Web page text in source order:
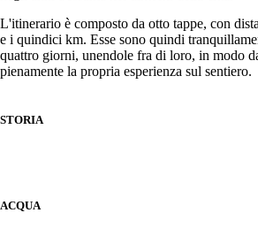
L'itinerario è composto da otto tappe, con
e i quindici km. Esse sono quindi
quattro giorni, unendole fra di loro, in modo
pienamente la propria esperienza sul sentiero.
STORIA
ACQUA